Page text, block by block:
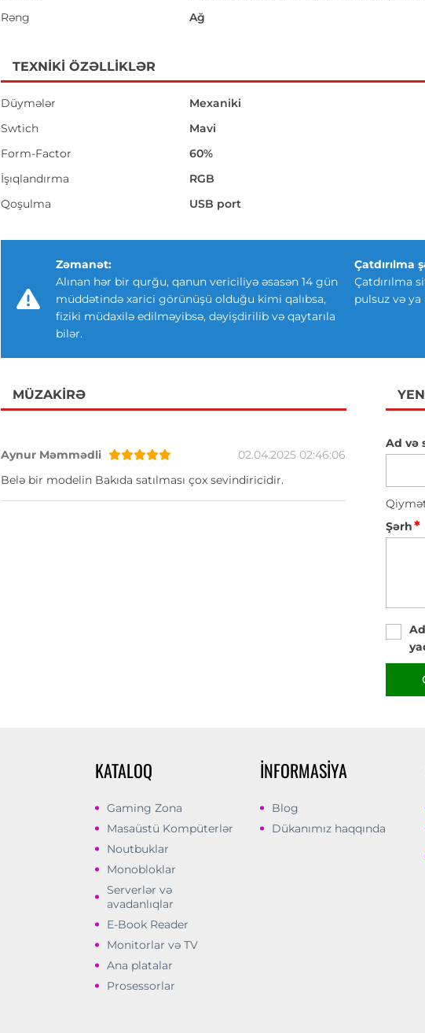
Rəng
Ağ
TEXNIKI ÖZƏLLIKLƏR
Düymələr
Mexaniki
Swtich
Mavi
Form-Factor
60%
İşıqlandırma
RGB
Qoşulma
USB port
Zəmanət:
Alınan hər bir qurğu, qanun vericiliyə əsasən 14 gün
müddətində xarici görünüşü olduğu kimi qalıbsa,
fiziki müdaxilə edilməyibsə, dəyişdirilib və qaytarıla
bilər.
Çatdırılma
Çatdırılma
pulsuz və ya
MÜZAKIRƏ
Aynur Məmmədli
02.04.2025 02:46:06
Belə bir modelin Bakıda satılması çox sevindiricidir.
Ad və
Şərh*
KATALOQ
Gaming Zona
Masaüstü Kompüterlər
Noutbuklar
Monobloklar
Serverlər və
avadanlıqlar
E-Book Reader
Monitorlar və TV
Ana platalar
Prosessorlar
İNFORMASIYA
Blog
Dükanımız haqqında